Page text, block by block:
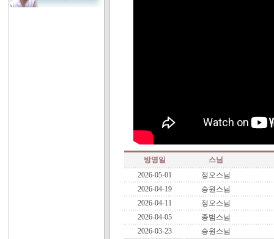
방영일
스님
2026-05-01
정오스님
2026-04-19
승원스님
2026-04-11
정오스님
2026-04-05
종범스님
2026-03-23
승원스님